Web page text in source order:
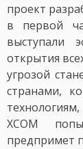
проект
в первой
выступали
открытия
угрозой
странами,
XCOM
предпримет